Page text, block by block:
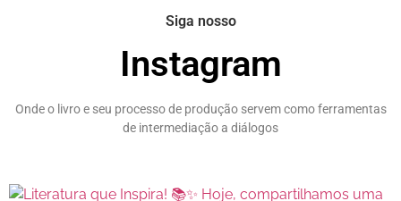
Siga nosso
Instagram
Onde o livro e seu processo de produção servem como ferramentas
de intermediação a diálogos